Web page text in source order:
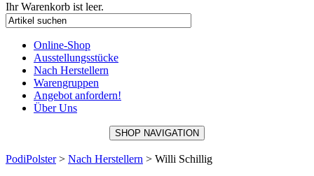
Ihr Warenkorb ist leer.
Online-Shop
Ausstellungsstücke
Nach Herstellern
Warengruppen
Angebot anfordern!
Über Uns
SHOP NAVIGATION
PodiPolster> Nach Herstellern > Willi Schillig